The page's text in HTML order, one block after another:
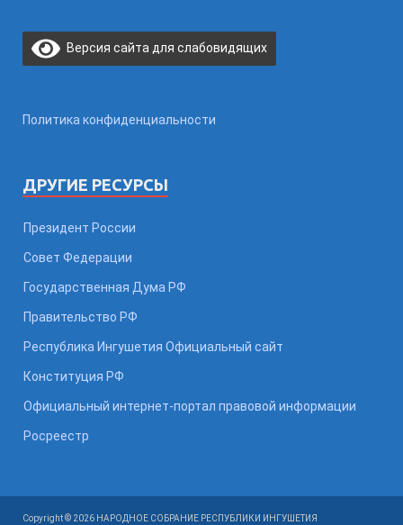
Версия сайта для слабовидящих
Политика конфиденциальности
ДРУГИЕ РЕСУРСЫ
Президент России
Совет Федерации
Государственная Дума РФ
Правительство РФ
Республика Ингушетия Официальный сайт
Конституция РФ
Официальный интернет-портал правовой информации
Росреестр
Copyright © 2026 НАРОДНОЕ СОБРАНИЕ РЕСПУБЛИКИ ИНГУШЕТИЯ